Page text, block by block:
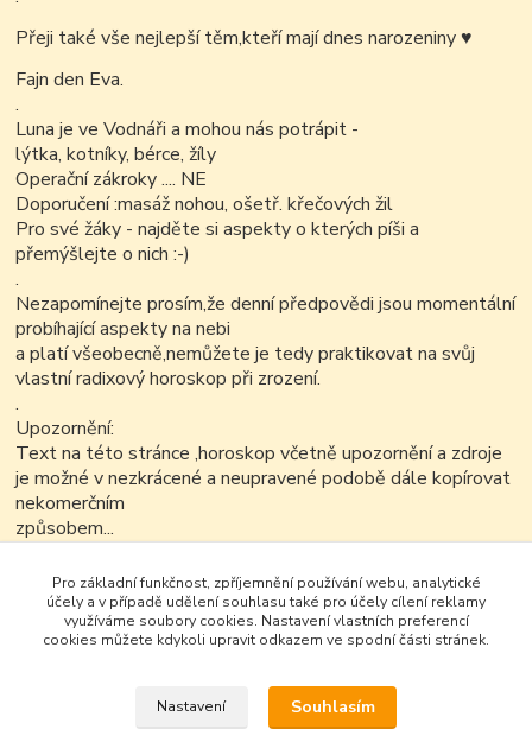
Přeji také vše nejlepší těm,kteří mají dnes narozeniny♥
Fajn den Eva.
.
Luna je ve Vodnáři a mohou nás potrápit -
lýtka, kotníky, bérce, žíly
Operační zákroky .... NE
Doporučení :masáž nohou, ošetř. křečových žil
Pro své žáky - najděte si aspekty o kterých píši a
přemýšlejte o nich :-)
.
Nezapomínejte prosím,že denní předpovědi jsou momentální
probíhající aspekty na nebi
a platí všeobecně,nemůžete je tedy praktikovat na svůj
vlastní radixový horoskop při zrození.
.
Upozornění:
Text na této stránce ,horoskop včetně upozornění a zdroje
je možné v nezkrácené a neupravené podobě dále kopírovat
nekomerčním
způsobem...
Pro základní funkčnost, zpříjemnění používání webu, analytické
účely a v případě udělení souhlasu také pro účely cílení reklamy
využíváme soubory cookies. Nastavení vlastních preferencí
cookies můžete kdykoli upravit odkazem ve spodní části stránek.
Nastavení Souhlasím